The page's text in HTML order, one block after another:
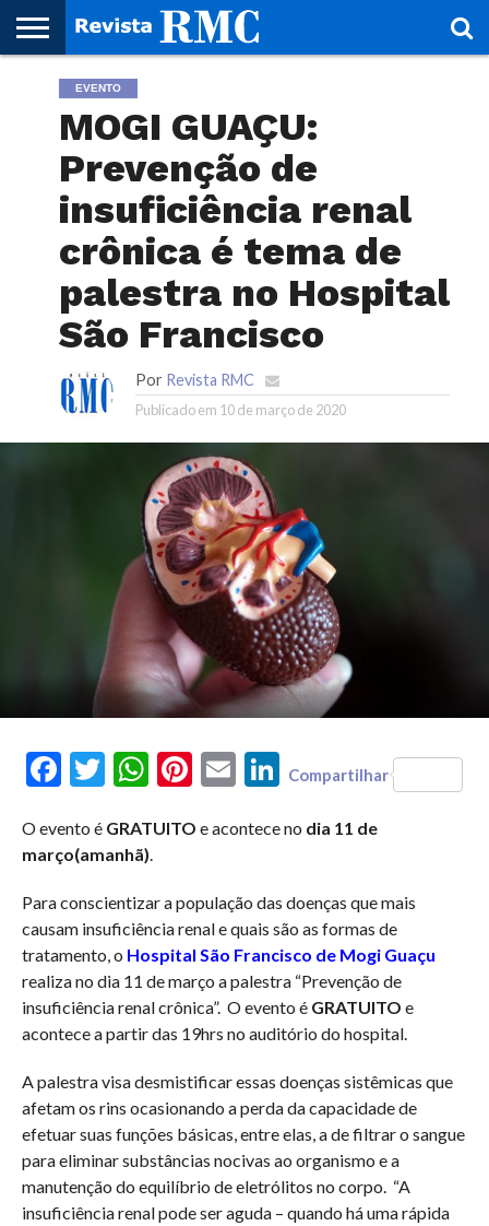
HOME
REVISTA
PROJETO
RMC – 20
ARTE &
NOTÍCIAS
EDIÇÕES
PARCEIROS
FAÇA
SEU
SITE!
FALEEVENTO
MOGI GUAÇU:
Prevenção de
insuficiência renal
crônica é tema de
palestra no Hospital
São Francisco
Por Revista RMC
Publicado em 10 de março de 2020
FacebookTwitterWhatsAppPinterest
Email LinkedIn
Compartilhar
O evento é GRATUITO e acontece no dia 11 de
março(amanhã).
Para conscientizar a população das doenças que mais
causam insuficiência renal e quais são as formas de
tratamento, o Hospital São Francisco de Mogi Guaçu
realiza no dia 11 de março a palestra “Prevenção de
insuficiência renal crônica”. O evento é GRATUITO e
acontece a partir das 19hrs no auditório do hospital.
A palestra visa desmistificar essas doenças sistêmicas que
afetam os rins ocasionando a perda da capacidade de
efetuar suas funções básicas, entre elas, a de filtrar o sangue
para eliminar substâncias nocivas ao organismo e a
manutenção do equilíbrio de eletrólitos no corpo. “A
insuficiência renal pode ser aguda – quando há uma rápida